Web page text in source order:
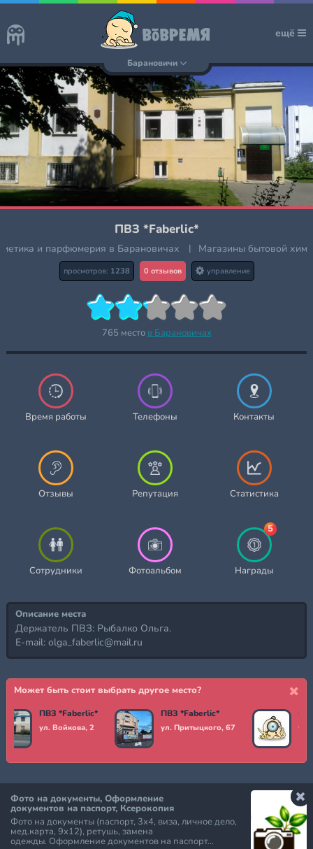
ещё
Барановичи
ПВЗ *Faberlic*
и парфюмерия в Барановичах | Магазины бытовой
просмотров: 1238 0 отзывов управление
765 место в Барановичах
Время работы Телефоны Контакты
Отзывы Репутация Статистика
Сотрудники Фотоальбом
5
Награды
Описание места
Держатель ПВЗ: Рыбалко Ольга.
E-mail: olga_faberlic@mail.ru
Может быть стоит выбрать другое место?
ПВЗ *Faberlic*
ул. Войкова, 2
ПВЗ *Faberlic*
ул. Притыцкого, 67 ул.
Фото на документы, Оформление
документов на паспорт, Ксерокопия
Фото на документы (паспорт, 3х4, виза, личное дело,
мед.карта, 9х12), ретушь, замена
одежды. Оформление документов на паспорт...